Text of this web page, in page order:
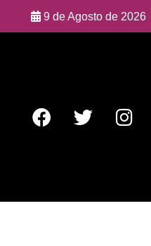
9 de Agosto de 2026